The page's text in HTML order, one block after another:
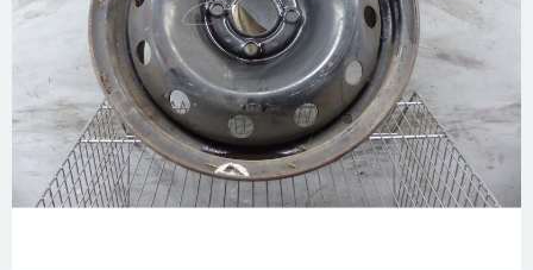
Appelez-nous
01 60 48 23 09